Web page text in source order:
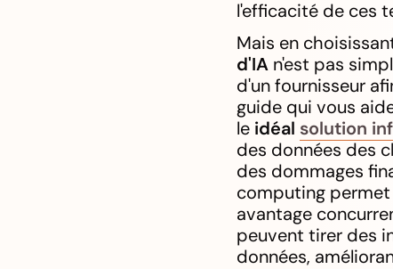
l'efficacité de ces
Mais en
d'IA n'est pas
d'un fournisseur
guide qui vous
le idéal solution
des données des
des dommages
computing permet
avantage
peuvent tirer des
données,